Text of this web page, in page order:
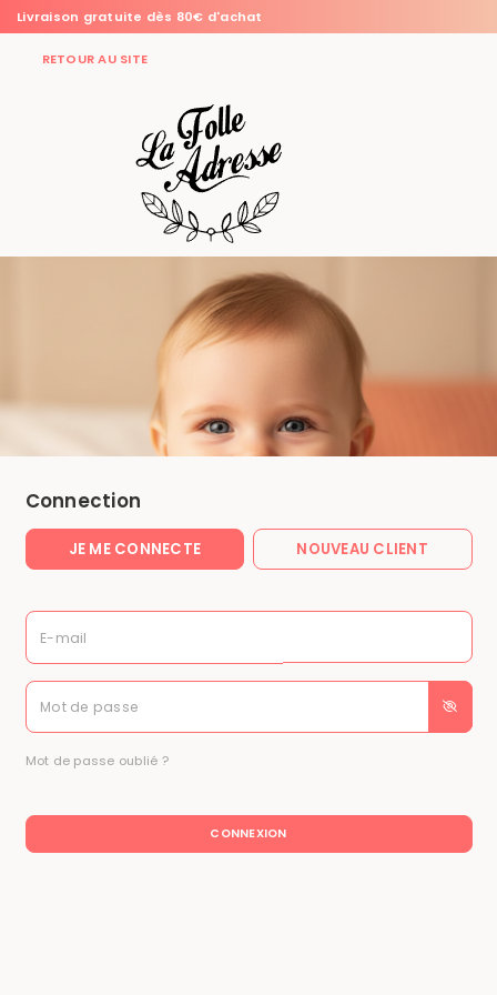
Livraison gratuite dès 80€ d'achat
RETOUR AU SITE
Connection
JE ME CONNECTE NOUVEAU CLIENT
E-mail
Mot de passe
Mot de passe oublié ?
CONNEXION